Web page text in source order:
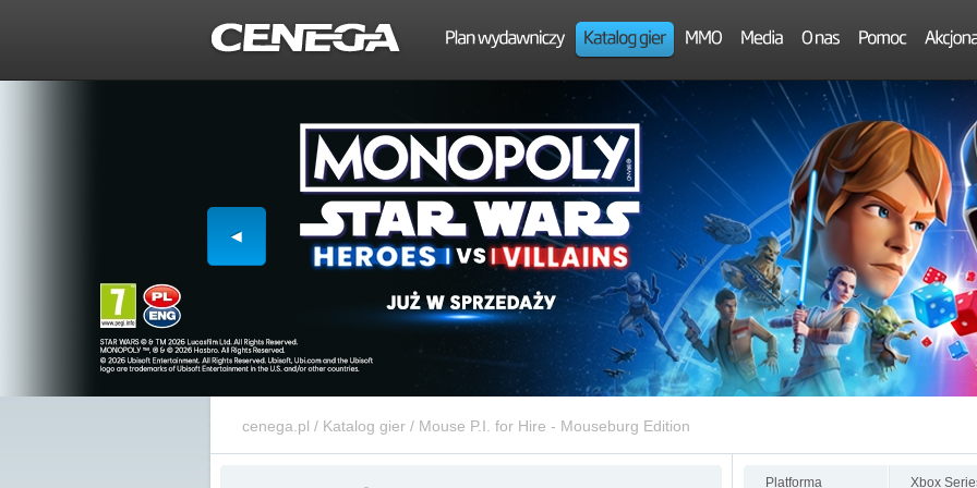
cenega.pl / Katalog gier/ Mouse P.I. for Hire - Mouseburg Edition
Platforma Xbox